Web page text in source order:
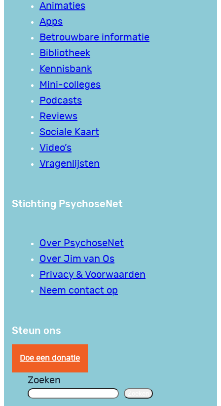
Animaties
Apps
Betrouwbare informatie
Bibliotheek
Kennisbank
Mini-colleges
Podcasts
Reviews
Sociale Kaart
Video’s
Vragenlijsten
Stichting PsychoseNet
Over PsychoseNet
Over Jim van Os
Privacy & Voorwaarden
Neem contact op
Steun ons
Doe een donatie
Zoeken